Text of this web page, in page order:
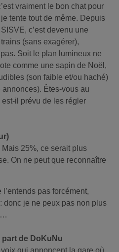
vraiment le bon chat pour
tente tout de même. Depuis
c’est devenu une
(sans exagérer),
Soit le plan lumineux ne
comme une sapin de Noël,
(son faible et/ou haché)
Êtes-vous au
il prévu de les régler
Mais 25%, ce serait plus
On ne peut que reconnaître
pas forcément,
donc je ne peux pas non plus
part de DoKuNu
qui annoncent la gare où